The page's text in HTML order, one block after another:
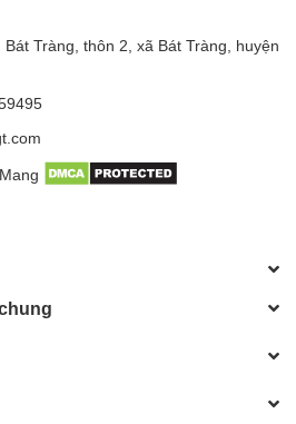
Tràng, thôn 2, xã Bát Tràng, huyện